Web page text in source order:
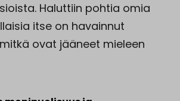
Haluttiin pohtia omia
itse on havainnut
ovat jääneet mieleen